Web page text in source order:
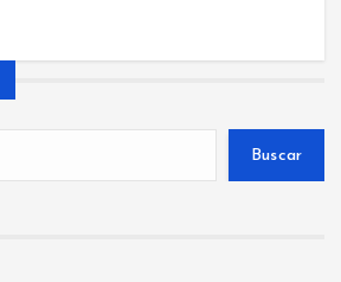
Buscar